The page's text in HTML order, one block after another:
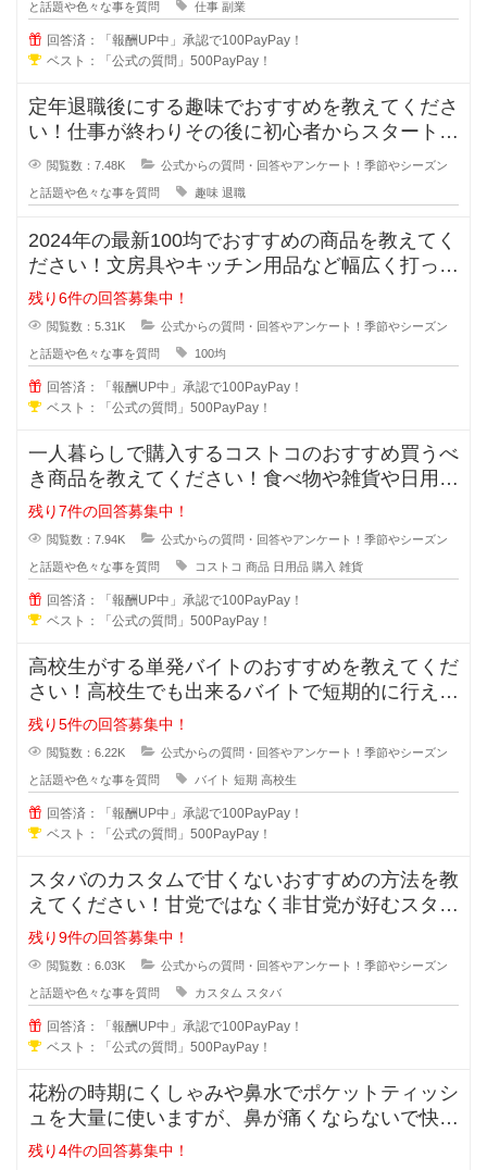
と話題や色々な事を質問 仕事 副業
回答済：「報酬UP中」承認で100PayPay！
ベスト：「公式の質問」500PayPay！
定年退職後にする趣味でおすすめを教えてくださ
い！仕事が終わりその後に初心者からスタートし
ても楽しめる趣味があれば教えてく
閲覧数：7.48K 公式からの質問・回答やアンケート！季節やシーズン
と話題や色々な事を質問 趣味 退職
2024年の最新100均でおすすめの商品を教えてく
ださい！文房具やキッチン用品など幅広く打って
いる100均で購入すべきお
残り6件の回答募集中！
閲覧数：5.31K 公式からの質問・回答やアンケート！季節やシーズン
と話題や色々な事を質問 100均
回答済：「報酬UP中」承認で100PayPay！
ベスト：「公式の質問」500PayPay！
一人暮らしで購入するコストコのおすすめ買うべ
き商品を教えてください！食べ物や雑貨や日用品
など家族だと大量に購入出来ますが
残り7件の回答募集中！
閲覧数：7.94K 公式からの質問・回答やアンケート！季節やシーズン
と話題や色々な事を質問 コストコ 商品 日用品 購入 雑貨
回答済：「報酬UP中」承認で100PayPay！
ベスト：「公式の質問」500PayPay！
高校生がする単発バイトのおすすめを教えてくだ
さい！高校生でも出来るバイトで短期的に行える
総合的におすすめと思われる仕事を
残り5件の回答募集中！
閲覧数：6.22K 公式からの質問・回答やアンケート！季節やシーズン
と話題や色々な事を質問 バイト 短期 高校生
回答済：「報酬UP中」承認で100PayPay！
ベスト：「公式の質問」500PayPay！
スタバのカスタムで甘くないおすすめの方法を教
えてください！甘党ではなく非甘党が好むスター
バックスでする甘くないカスタムは
残り9件の回答募集中！
閲覧数：6.03K 公式からの質問・回答やアンケート！季節やシーズン
と話題や色々な事を質問 カスタム スタバ
回答済：「報酬UP中」承認で100PayPay！
ベスト：「公式の質問」500PayPay！
花粉の時期にくしゃみや鼻水でポケットティッシ
ュを大量に使いますが、鼻が痛くならないで快適
なおすすめのポケットティッシュを
残り4件の回答募集中！